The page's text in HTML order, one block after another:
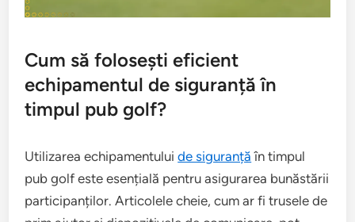
Cum să folosești eficient
echipamentul de siguranță în
timpul pub golf?
Utilizarea echipamentuluide siguranță în timpul
pub golf este esențială pentru asigurarea bunăstării
participanților. Articolele cheie, cum ar fi trusele de